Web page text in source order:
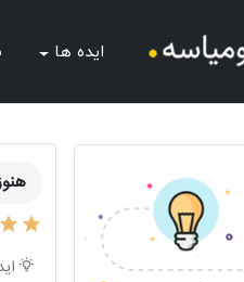
ایده ها